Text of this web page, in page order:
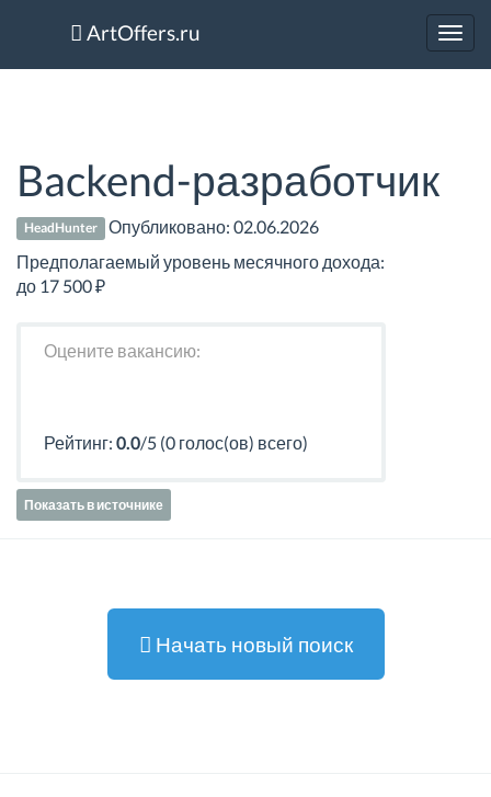
ArtOffers.ru
Backend-разработчик
HeadHunter Опубликовано:02.06.2026
Предполагаемый уровень месячного дохода:
до 17 500 ₽
Оцените вакансию:
Рейтинг: 0.0/5 (0 голос(ов) всего)
Показать в источнике
Начать новый поиск